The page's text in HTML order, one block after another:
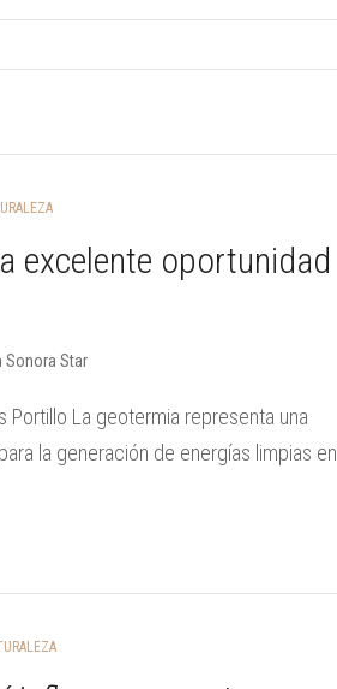
excelente oportunidad
Sonora Star
Portillo La geotermia representa una
la generación de energías limpias en